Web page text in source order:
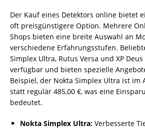
Der Kauf eines Detektors online bietet
oft preisgünstigere Option. Mehrere
Shops bieten eine breite Auswahl an
verschiedene Erfahrungsstufen.
Simplex Ultra, Rutus Versa und XP
verfügbar und bieten spezielle
Beispiel, der Nokta Simplex Ultra ist im
statt regulär 485,00 €, was eine
bedeutet.
Nokta Simplex Ultra: Verbesserte